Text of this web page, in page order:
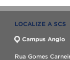
LOCALIZE A SCS
Campus Anglo
Rua Gomes